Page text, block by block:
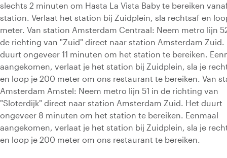
slechts 2 minuten om Hasta La Vista Baby te bereiken
station. Verlaat het station bij Zuidplein, sla rechtsaf en
meter. Van station Amsterdam Centraal: Neem metro lijn
de richting van "Zuid" direct naar station Amsterdam Zuid.
duurt ongeveer 11 minuten om het station te bereiken.
aangekomen, verlaat je het station bij Zuidplein, sla je
en loop je 200 meter om ons restaurant te bereiken. Van
Amsterdam Amstel: Neem metro lijn 51 in de richting van
"Sloterdijk" direct naar station Amsterdam Zuid. Het duurt
ongeveer 8 minuten om het station te bereiken. Eenmaal
aangekomen, verlaat je het station bij Zuidplein, sla je
en loop je 200 meter om ons restaurant te bereiken.